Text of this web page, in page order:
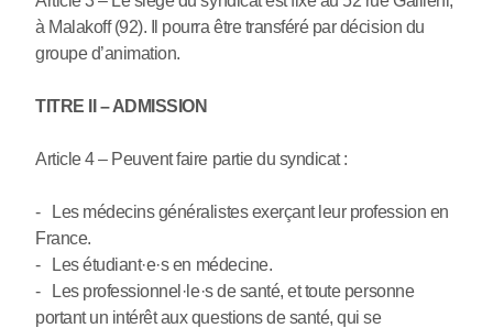
à Malakoff (92). Il pourra être transféré par décision du
groupe d’animation.
TITRE II – ADMISSION
Article 4 – Peuvent faire partie du syndicat :
- Les médecins généralistes exerçant leur profession en
France.
- Les étudiant·e·s en médecine.
- Les professionnel · le·s de santé, et toute personne
portant un intérêt aux questions de santé, qui se